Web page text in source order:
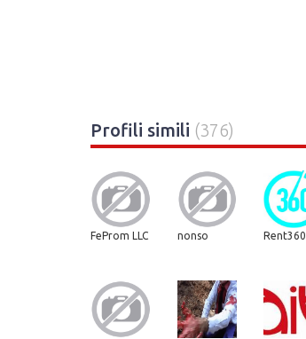
Profili simili (376)
FeProm LLC nonso Rent360